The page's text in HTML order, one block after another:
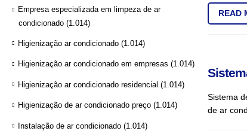
READ
Sistema
de ar
Empresa especializada em limpeza de ar
condicionado (1.014)
Higienização ar condicionado (1.014)
Higienização ar condicionado em empresas (1.014)
Higienização ar condicionado residencial (1.014)
Higienização de ar condicionado preço (1.014)
Instalação de ar condicionado (1.014)